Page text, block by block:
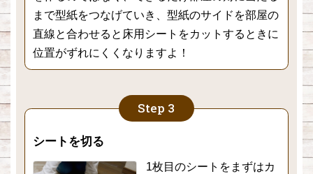
まで型紙をつなげていき、型紙のサイドを部屋の
直線と合わせると床用シートをカットするときに
位置がずれにくくなりますよ！
シートを切る
1枚目のシートをまずはカ